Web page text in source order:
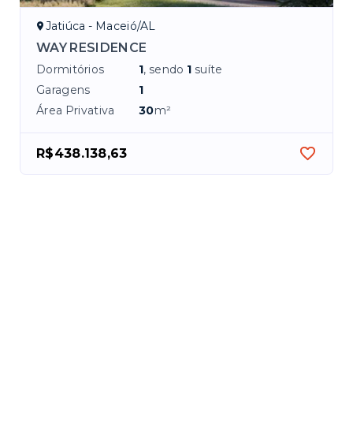
Jatiúca - Maceió/AL
WAY RESIDENCE
Dormitórios 1, sendo 1 suíte
Garagens
1
Área Privativa
30m²
R$438.138,63